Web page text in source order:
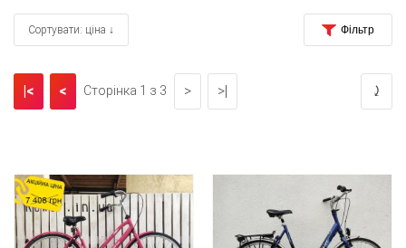
Сортувати: ціна ↓
|< < Сторінка 1 з 3 > >| ⤸